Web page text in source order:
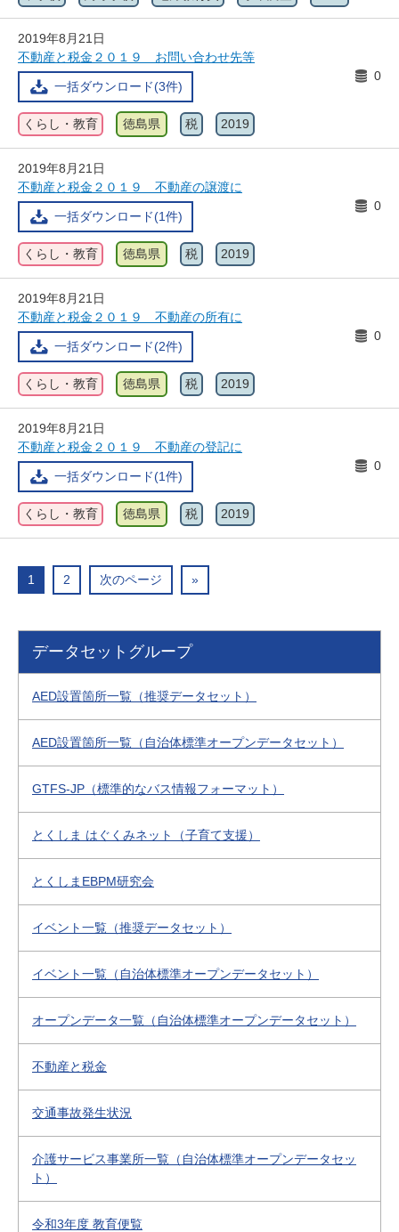
2019年8月21日
不動産と税金２０１９ お問い合わせ先等
一括ダウンロード(3件)
0
くらし・教育 徳島県 税 2019
2019年8月21日
不動産と税金２０１９ 不動産の譲渡に
一括ダウンロード(1件)
0
くらし・教育 徳島県 税 2019
2019年8月21日
不動産と税金２０１９ 不動産の所有に
一括ダウンロード(2件)
0
くらし・教育 徳島県 税 2019
2019年8月21日
不動産と税金２０１９ 不動産の登記に
一括ダウンロード(1件)
0
くらし・教育 徳島県 税 2019
1 2 次のページ »
データセットグループ
AED設置箇所一覧（推奨データセット）
AED設置箇所一覧（自治体標準オープンデータセット）
GTFS-JP（標準的なバス情報フォーマット）
とくしま はぐくみネット（子育て支援）
とくしまEBPM研究会
イベント一覧（推奨データセット）
イベント一覧（自治体標準オープンデータセット）
オープンデータ一覧（自治体標準オープンデータセット）
不動産と税金
交通事故発生状況
介護サービス事業所一覧（自治体標準オープンデータセッ
ト）
令和3年度 教育便覧